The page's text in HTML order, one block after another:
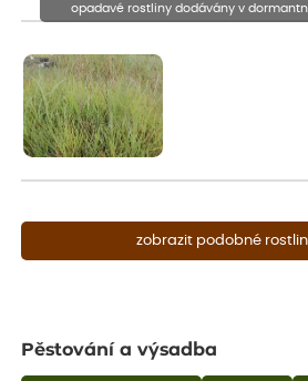
zobrazit podobné
opadavé rostliny dodávány v
Rostliny mohou být také sestřiženy níže,
Pěstování a výsadba